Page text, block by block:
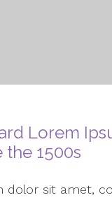
Lorem
the 1500s
dolor sit amet,